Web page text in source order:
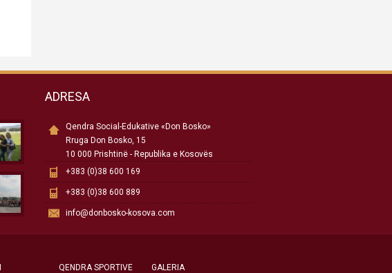
ADRESA
Qendra Social-Edukative «Don Bosko»
Rruga Don Bosko, 15
10 000 Prishtinë - Republika e Kosovës
+383 (0)38 600 169
+383 (0)38 600 889
info@donbosko-kosova.com
QENDRA SPORTIVE GALERIA